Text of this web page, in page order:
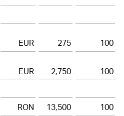
EUR 275
100
EUR 2,750
100
RON 13,500
100